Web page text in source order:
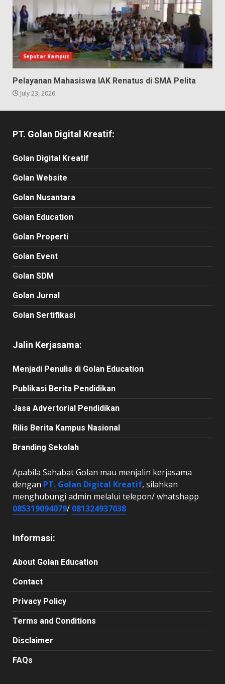
Seputar Kampus
Pelayanan Mahasiswa IAK Renatus di SMA Pelita
July 23, 2026
PT. Golan Digital Kreatif:
Golan Digital Kreatif
Golan Website
Golan Nusantara
Golan Education
Golan Properti
Golan Event
Golan SDM
Golan Jurnal
Golan Sertifikasi
Jalin Kerjasama:
Menjadi Penulis di Golan Education
Publikasi Berita Pendidikan
Jasa Advertorial Pendidikan
Rilis Berita Kampus Nasional
Branding Sekolah
Apabila Sahabat Golan mau menjalin kerjasama
dengan PT. Golan Digital Kreatif, silahkan
menghubungi admin melalui telepon/ whatshapp
085319094079/ 081324937038
Informasi:
About Golan Education
Contact
Privacy Policy
Terms and Conditions
Disclaimer
FAQs